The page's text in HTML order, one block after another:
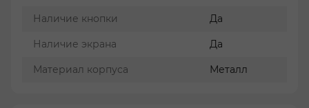
Наличие кнопки Да
Наличие экрана Да
Материал корпуса Металл